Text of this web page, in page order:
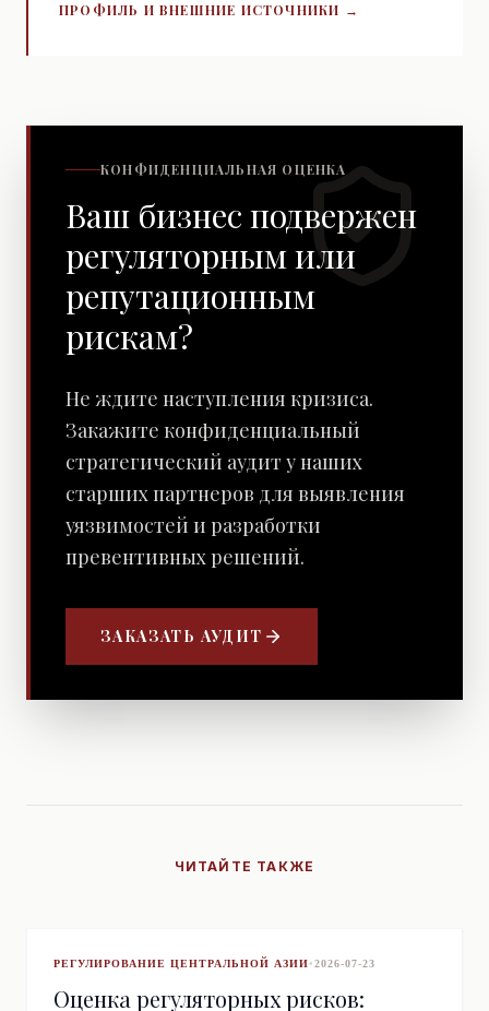
ПРОФИЛЬ И ВНЕШНИЕ ИСТОЧНИКИ →
КОНФИДЕНЦИАЛЬНАЯ ОЦЕНКА
Ваш бизнес подвержен
регуляторным или
репутационным
рискам?
Не ждите наступления кризиса.
Закажите конфиденциальный
стратегический аудит у наших
старших партнеров для выявления
уязвимостей и разработки
превентивных решений.
ЗАКАЗАТЬ АУДИТ
ЧИТАЙТЕ ТАКЖЕ
РЕГУЛИРОВАНИЕ ЦЕНТРАЛЬНОЙ АЗИИ•2026-07-23
Оценка регуляторных рисков: